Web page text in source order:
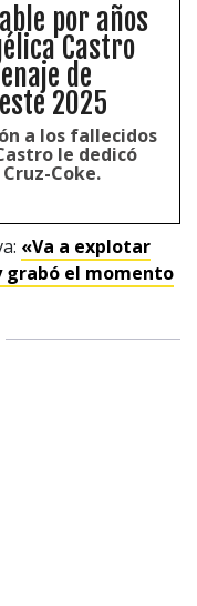
por años
Castro
de
2025
a los fallecidos
le dedicó
Coke.
«Va a explotar
grabó el momento